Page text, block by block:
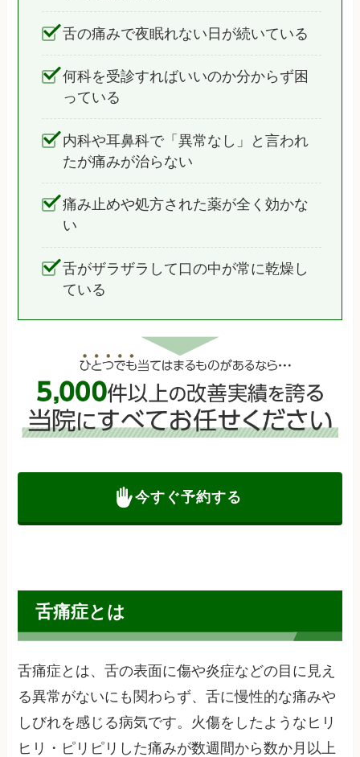
舌の痛みで夜眠れない日が続いている
何科を受診すればいいのか分からず困
っている
内科や耳鼻科で「異常なし」と言われ
たが痛みが治らない
痛み止めや処方された薬が全く効かな
い
舌がザラザラして口の中が常に乾燥し
ている
今すぐ予約する
舌痛症とは
舌痛症とは、舌の表面に傷や炎症などの目に見え
る異常がないにも関わらず、舌に慢性的な痛みや
しびれを感じる病気です。火傷をしたようなヒリ
ヒリ・ピリピリした痛みが数週間から数か月以上